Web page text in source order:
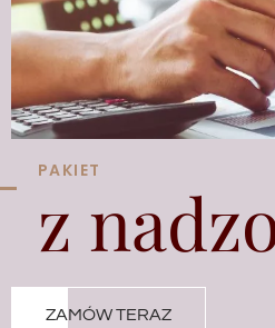
PAKIET
z
ZAMÓW TERAZ